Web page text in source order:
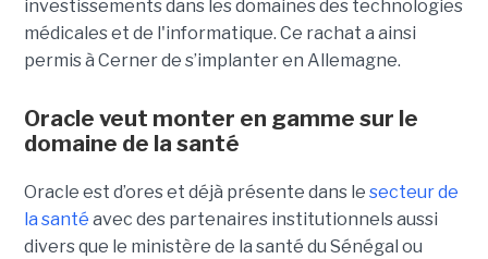
investissements dans les domaines des technologies
médicales et de l'informatique. Ce rachat a ainsi
permis à Cerner de s’implanter en Allemagne.
Oracle veut monter en gamme sur le
domaine de la santé
Oracle est d’ores et déjà présente dans le secteur de
la santé avec des partenaires institutionnels aussi
divers que le ministère de la santé du Sénégal ou